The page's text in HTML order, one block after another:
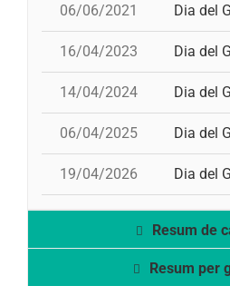
06/06/2021 Dia del
16/04/2023 Dia del
14/04/2024 Dia del
06/04/2025 Dia del
19/04/2026 Dia del
Resum de
Resum per